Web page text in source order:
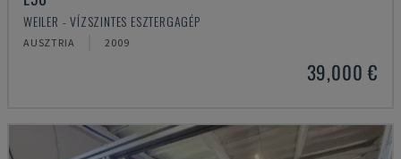
WEILER - VÍZSZINTES ESZTERGAGÉP
AUSZTRIA 2009
39,000 €